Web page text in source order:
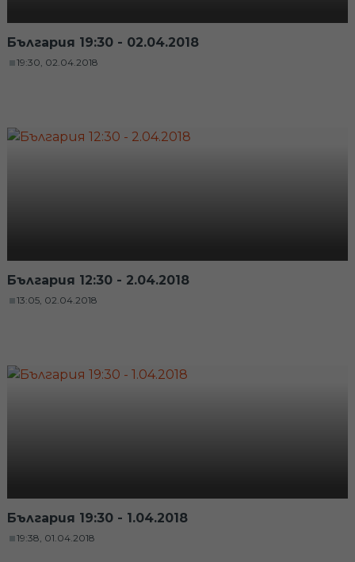
България 19:30 - 02.04.2018
19:30, 02.04.2018
България 12:30 - 2.04.2018
13:05, 02.04.2018
България 19:30 - 1.04.2018
19:38, 01.04.2018